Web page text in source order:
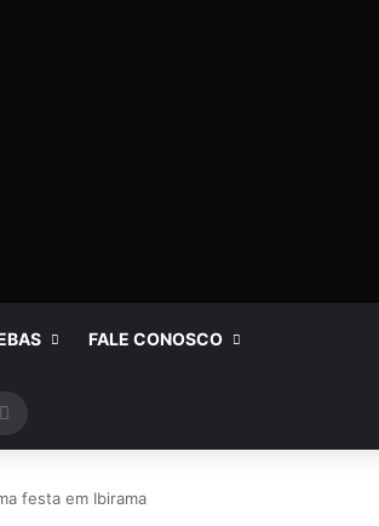
FALE CONOSCO
por
festa em Ibirama